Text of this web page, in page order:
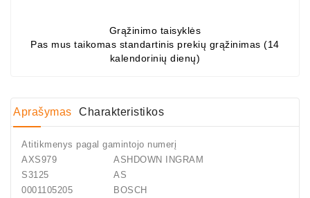
Grąžinimo taisyklės
Pas mus taikomas standartinis prekių grąžinimas (14
kalendorinių dienų)
Aprašymas Charakteristikos
Atitikmenys pagal gamintojo numerį
AXS979
S3125
ASHDOWN INGRAM
AS
0001105205
BOSCH